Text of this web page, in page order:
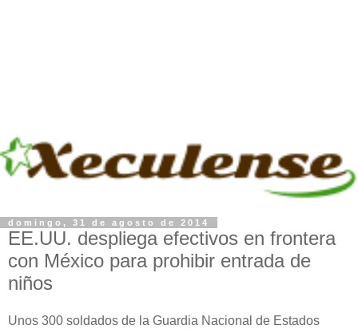
domingo, 31 de agosto de 2014
EE.UU. despliega efectivos en frontera
con México para prohibir entrada de
niños
Unos 300 soldados de la Guardia Nacional de Estados